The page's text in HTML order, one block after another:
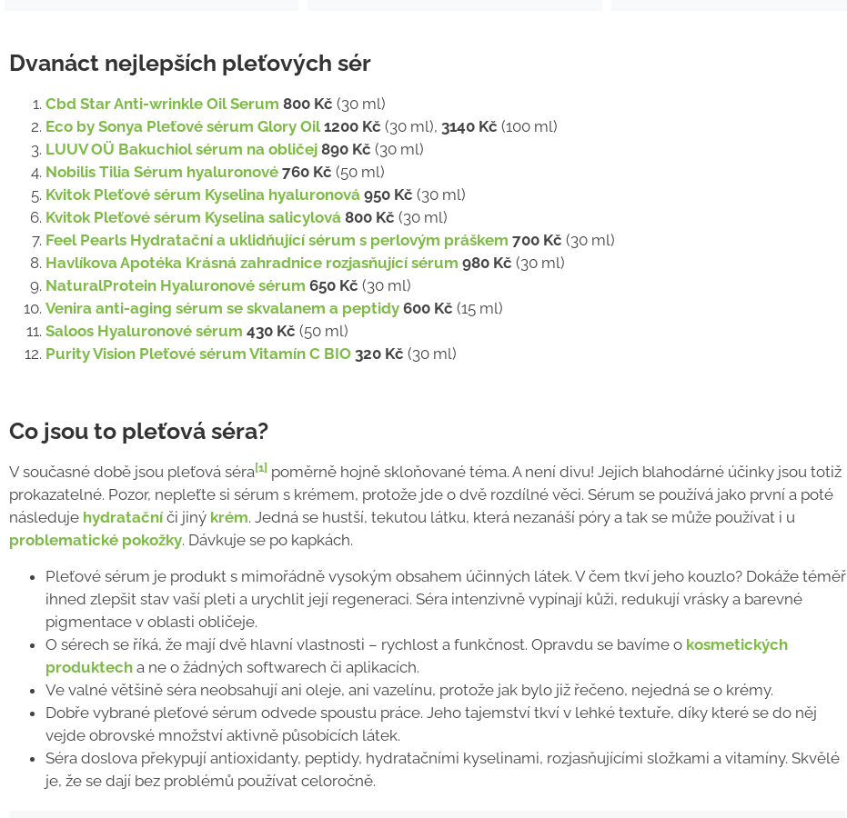
Dvanáct nejlepších pleťových sér
Cbd Star Anti-wrinkle Oil Serum 800 Kč (30 ml)
Eco by Sonya Pleťové sérum Glory Oil 1200 Kč (30 ml), 3140 Kč (100 ml)
LUUV OÜ Bakuchiol sérum na obličej 890 Kč (30 ml)
Nobilis Tilia Sérum hyaluronové 760 Kč (50 ml)
Kvitok Pleťové sérum Kyselina hyaluronová 950 Kč (30 ml)
Kvitok Pleťové sérum Kyselina salicylová 800 Kč (30 ml)
Feel Pearls Hydratační a uklidňující sérum s perlovým práškem 700 Kč (30 ml)
Havlíkova Apotéka Krásná zahradnice rozjasňující sérum 980 Kč (30 ml)
NaturalProtein Hyaluronové sérum 650 Kč (30 ml)
Venira anti-aging sérum se skvalanem a peptidy 600 Kč (15 ml)
Saloos Hyaluronové sérum 430 Kč (50 ml)
Purity Vision Pleťové sérum Vitamín C BIO 320 Kč (30 ml)
Co jsou to pleťová séra?
V současné době jsou pleťová séra[1] poměrně hojně skloňované téma. A není divu! Jejich blahodárné účinky jsou totiž
prokazatelné. Pozor, nepleťte si sérum s krémem, protože jde o dvě rozdílné věci. Sérum se používá jako první a poté
následuje hydratačníči jiný krém. Jedná se hustší, tekutou látku, která nezanáší póry a tak se může používat i u
problematické pokožky. Dávkuje se po kapkách.
Pleťové sérum je produkt s mimořádně vysokým obsahem účinných látek. V čem tkví jeho kouzlo? Dokáže téměř
ihned zlepšit stav vaší pleti a urychlit její regeneraci. Séra intenzivně vypínají kůži, redukují vrásky a barevné
pigmentace v oblasti obličeje.
O sérech se říká, že mají dvě hlavní vlastnosti – rychlost a funkčnost. Opravdu se bavíme o kosmetických
produktech a ne o žádných softwarech či aplikacích.
Ve valné většině séra neobsahují ani oleje, ani vazelínu, protože jak bylo již řečeno, nejedná se o krémy.
Dobře vybrané pleťové sérum odvede spoustu práce. Jeho tajemství tkví v lehké textuře, díky které se do něj
vejde obrovské množství aktivně působících látek.
Séra doslova překypují antioxidanty, peptidy, hydratačními kyselinami, rozjasňujícími složkami a vitamíny. Skvělé
je, že se dají bez problémů používat celoročně.